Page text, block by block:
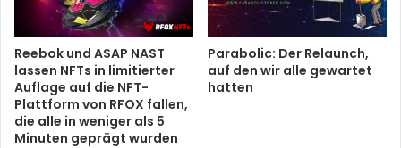
Reebok und A$AP NAST
lassen NFTs in limitierter
Auflage auf die NFT-
Plattform von RFOX fallen,
die alle in weniger als 5
Minuten geprägt wurden
Parabolic: Der Relaunch,
auf den wir alle gewartet
hatten